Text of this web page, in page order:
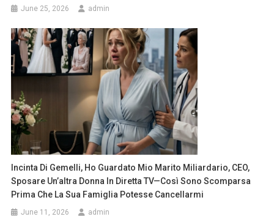
June 25, 2026 admin
Incinta Di Gemelli, Ho Guardato Mio Marito Miliardario, CEO,
Sposare Un’altra Donna In Diretta TV—Così Sono Scomparsa
Prima Che La Sua Famiglia Potesse Cancellarmi
June 11, 2026 admin